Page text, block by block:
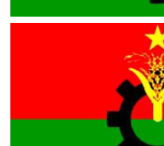
তিন জেলায় বিএনপির আহ্বায়ক কমিটি